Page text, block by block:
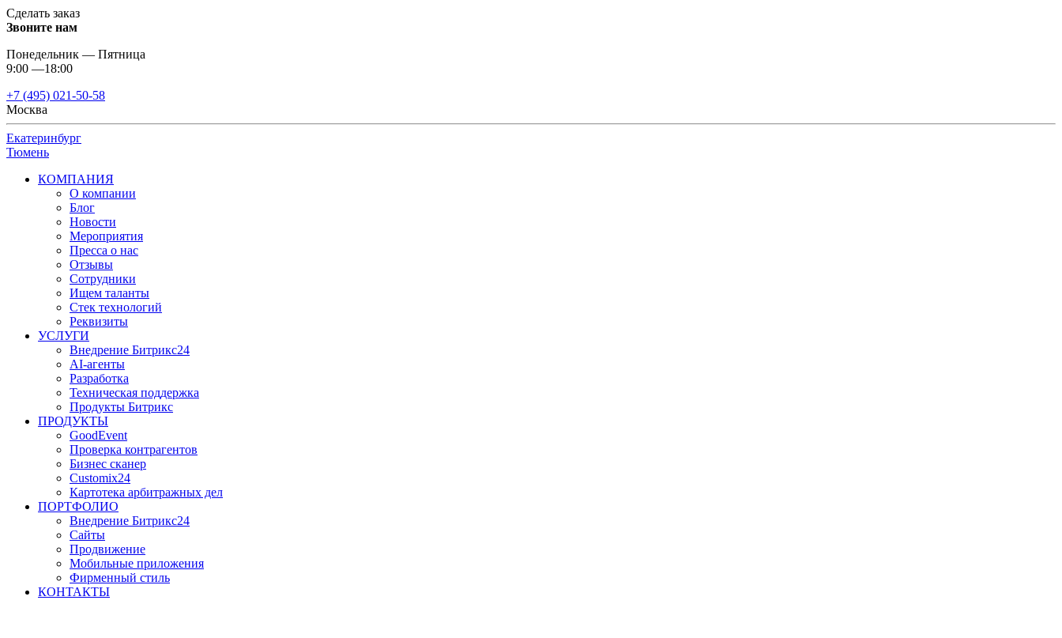
Сделать заказ
Звоните нам
Понедельник — Пятница
9:00 —18:00
+7 (495) 021-50-58
Москва
Екатеринбург
Тюмень
КОМПАНИЯ
О компании
Блог
Новости
Мероприятия
Пресса о нас
Отзывы
Сотрудники
Ищем таланты
Стек технологий
Реквизиты
УСЛУГИ
Внедрение Битрикс24
AI-агенты
Разработка
Техническая поддержка
Продукты Битрикс
ПРОДУКТЫ
GoodEvent
Проверка контрагентов
Бизнес сканер
Customix24
Картотека арбитражных дел
ПОРТФОЛИО
Внедрение Битрикс24
Сайты
Продвижение
Мобильные приложения
Фирменный стиль
КОНТАКТЫ